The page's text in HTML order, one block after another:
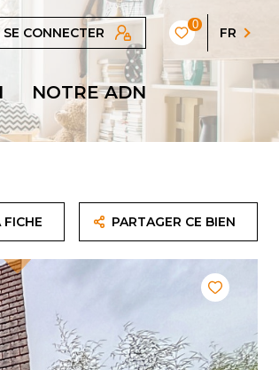
SE CONNECTER
0
FR
NOTRE ADN
FICHE PARTAGER CE BIEN